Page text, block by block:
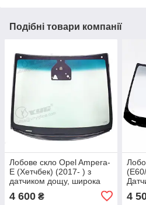
Подібні товари компанії
Лобове скло Opel Ampera-
E (Хетчбек) (2017- ) з
датчиком дощу, широка
камера - Опель Ампера-Е
4 600 ₴
БМВ
4